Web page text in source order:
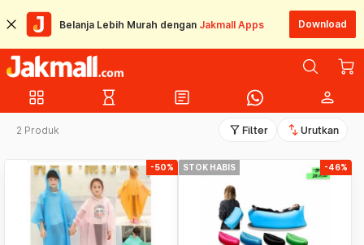
Belanja Lebih Murah dengan Jakmall Apps Download
grid_view hourglass_empty article person
2 Produk filter_alt Filter swap_vert Urutkan
-50% STOK HABIS -46%